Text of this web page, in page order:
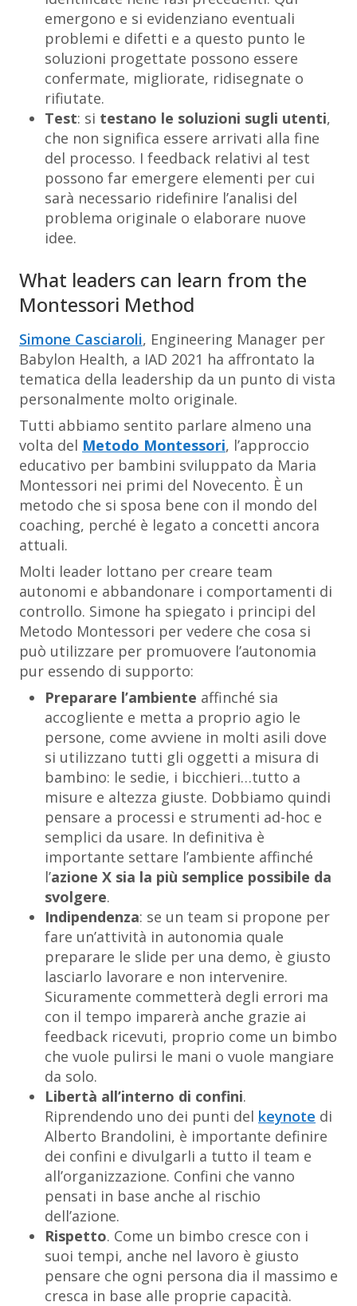
emergono e si evidenziano eventuali
problemi e difetti e a questo punto le
soluzioni progettate possono essere
confermate, migliorate, ridisegnate o
rifiutate.
Test: si testano le soluzioni sugli utenti,
che non significa essere arrivati alla fine
del processo. I feedback relativi al test
possono far emergere elementi per cui
sarà necessario ridefinire l’analisi del
problema originale o elaborare nuove
idee.
What leaders can learn from the
Montessori Method
Simone Casciaroli, Engineering Manager per
Babylon Health, a IAD 2021 ha affrontato la
tematica della leadership da un punto di vista
personalmente molto originale.
Tutti abbiamo sentito parlare almeno una
volta del Metodo Montessori, l’approccio
educativo per bambini sviluppato da Maria
Montessori nei primi del Novecento. È un
metodo che si sposa bene con il mondo del
coaching, perché è legato a concetti ancora
attuali.
Molti leader lottano per creare team
autonomi e abbandonare i comportamenti di
controllo. Simone ha spiegato i principi del
Metodo Montessori per vedere che cosa si
può utilizzare per promuovere l’autonomia
pur essendo di supporto:
Preparare l’ambiente affinché sia
accogliente e metta a proprio agio le
persone, come avviene in molti asili dove
si utilizzano tutti gli oggetti a misura di
bambino: le sedie, i bicchieri…tutto a
misure e altezza giuste. Dobbiamo quindi
pensare a processi e strumenti ad-hoc e
semplici da usare. In definitiva è
importante settare l’ambiente affinché
l’azione X sia la più semplice possibile da
svolgere.
Indipendenza: se un team si propone per
fare un’attività in autonomia quale
preparare le slide per una demo, è giusto
lasciarlo lavorare e non intervenire.
Sicuramente commetterà degli errori ma
con il tempo imparerà anche grazie ai
feedback ricevuti, proprio come un bimbo
che vuole pulirsi le mani o vuole mangiare
da solo.
Libertà all’interno di confini.
Riprendendo uno dei punti del keynote di
Alberto Brandolini, è importante definire
dei confini e divulgarli a tutto il team e
all’organizzazione. Confini che vanno
pensati in base anche al rischio
dell’azione.
Rispetto. Come un bimbo cresce con i
suoi tempi, anche nel lavoro è giusto
pensare che ogni persona dia il massimo e
cresca in base alle proprie capacità.